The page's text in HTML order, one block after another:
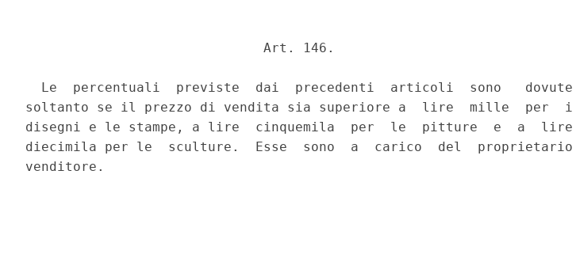
                              Art. 146.
  Le  percentuali  previste  dai  precedenti  articoli  sono   dovute
soltanto se il prezzo di vendita sia superiore a  lire  mille  per  i
disegni e le stampe, a lire  cinquemila  per  le  pitture  e  a  lire
diecimila per le  sculture.  Esse  sono  a  carico  del  proprietario